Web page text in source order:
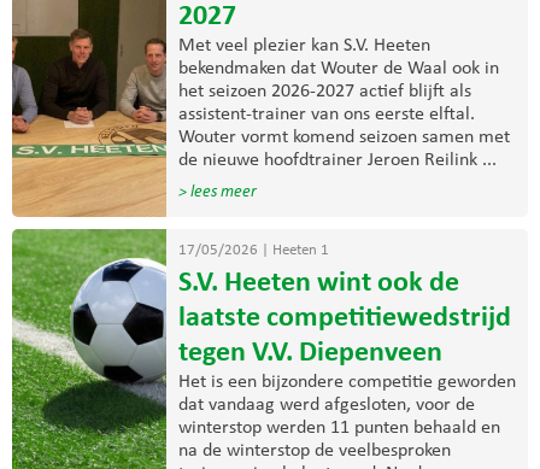
2027
Met veel plezier kan S.V. Heeten
bekendmaken dat Wouter de Waal ook in
het seizoen 2026-2027 actief blijft als
assistent-trainer van ons eerste elftal.
Wouter vormt komend seizoen samen met
de nieuwe hoofdtrainer Jeroen Reilink ...
> lees meer
17/05/2026 Heeten 1
S.V. Heeten wint ook de
laatste competitiewedstrijd
tegen V.V. Diepenveen
Het is een bijzondere competitie geworden
dat vandaag werd afgesloten, voor de
winterstop werden 11 punten behaald en
na de winterstop de veelbesproken